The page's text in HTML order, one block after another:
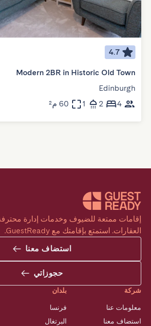
4.7
Modern 2BR in Historic Old Town
Edinburgh
4
2
1 60 م²
العقارات. استمتع بإقامتك مع GuestReady.
استضاف معنا
حجوزاتي
شركة
معلومات عنا
استضاف معنا
بلدان
فرنسا
البرتغال